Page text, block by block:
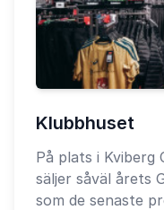
Klubbhuset
På plats i Kviberg
säljer såväl årets
som de senaste